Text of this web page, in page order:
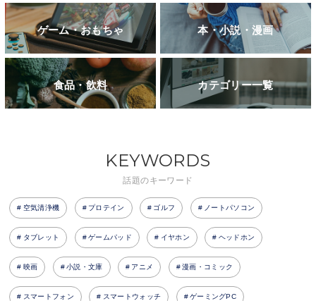
ゲーム・おもちゃ 本・小説・漫画
食品・飲料 カテゴリー一覧
KEYWORDS
話題のキーワード
空気清浄機 プロテイン ゴルフ ノートパソコン
タブレット ゲームパッド イヤホン ヘッドホン
映画 小説・文庫 アニメ 漫画・コミック
スマートフォン スマートウォッチ ゲーミングPC